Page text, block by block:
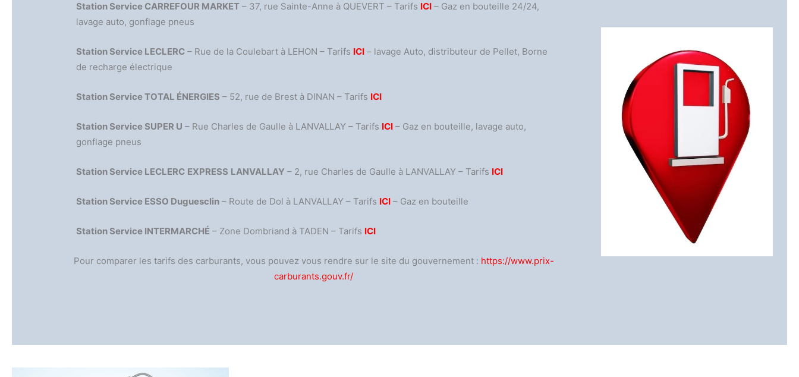
Station Service CARREFOUR MARKET – 37, rue Sainte-Anne à QUEVERT – Tarifs ICI – Gaz en bouteille 24/24,
lavage auto, gonflage pneus
Station Service LECLERC – Rue de la Coulebart à LEHON – Tarifs ICI – lavage Auto, distributeur de Pellet, Borne
de recharge électrique
Station Service TOTAL ÉNERGIES – 52, rue de Brest à DINAN – Tarifs ICI
Station Service SUPER U – Rue Charles de Gaulle à LANVALLAY – Tarifs ICI – Gaz en bouteille, lavage auto,
gonflage pneus
Station Service LECLERC EXPRESS LANVALLAY – 2, rue Charles de Gaulle à LANVALLAY – Tarifs ICI
Station Service ESSO Duguesclin – Route de Dol à LANVALLAY – Tarifs ICI – Gaz en bouteille
Station Service INTERMARCHÉ – Zone Dombriand à TADEN – Tarifs ICI
Pour comparer les tarifs des carburants, vous pouvez vous rendre sur le site du gouvernement : https://www.prix-
carburants.gouv.fr/